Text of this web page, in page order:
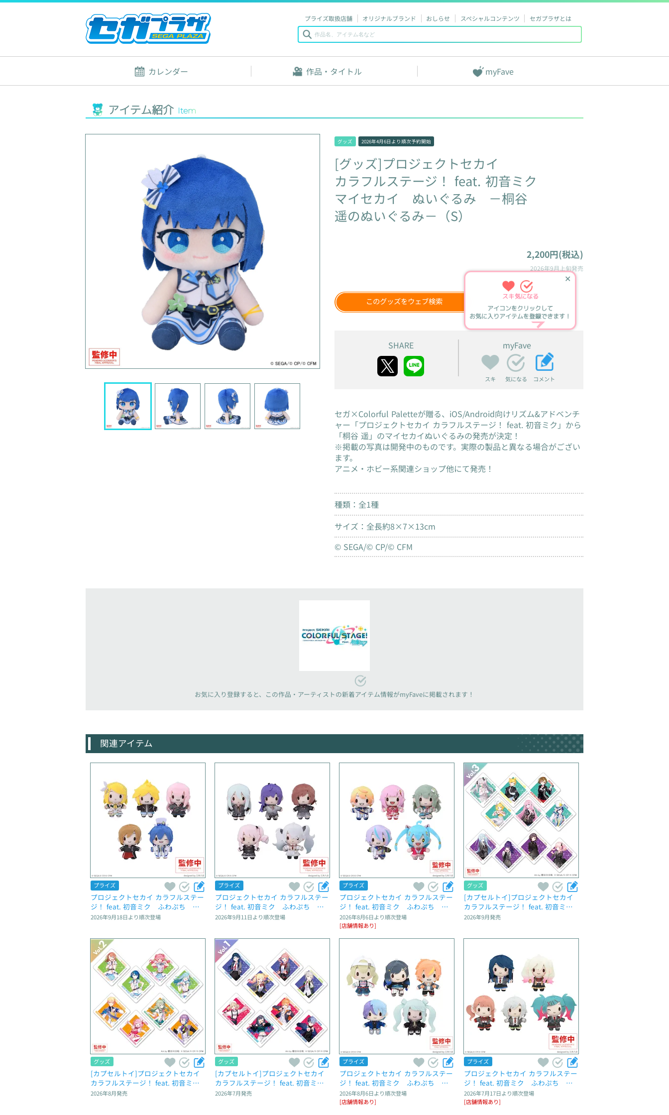
プライズ取扱店舗 オリジナルブランド おしらせ スペシャルコンテンツ セガプラザとは
カレンダー 作品・タイトル myFave
アイテム紹介 Item
グッズ 2026年4月6日 より順次予約開始
[グッズ]プロジェクトセカイ
カラフルステージ！ feat. 初音ミク
マイセカイ
ぬいぐるみ
－桐谷
遥のぬいぐるみ－（S）
2,200円(税込)
2026年9月上旬発売
このグッズをウェブ検索
✕
スキ気になる
アイコンをクリックして
お気に入りアイテムを登録できます！
SHARE myFave
スキ 気になる コメント
セガ×Colorful Paletteが贈る、iOS/Android向けリズム&アドベンチ
ャー「プロジェクトセカイ カラフルステージ！ feat. 初音ミク」から
「桐谷 遥」のマイセカイぬいぐるみの発売が決定！
※掲載の写真は開発中のものです。実際の製品と異なる場合がござい
ます。
アニメ・ホビー系関連ショップ他にて発売！
種類：全1種
サイズ：全長約8×7×13cm
© SEGA/© CP/© CFM
お気に入り登録すると、 この作品・アーティストの新着アイテム情報がmyFaveに掲載されます！
関連アイテム
プライズ
プロジェクトセカイ カラフルステー
ジ！ feat. 初音ミク　ふわぷち　マ
スコット“バーチャル・シンガー” ～
2026年9月18日より順次登場
プライズ
プロジェクトセカイ カラフルステー
ジ！ feat. 初音ミク　ふわぷち　マ
スコット“25時、ナイトコードで。”
2026年9月11日より順次登場
プライズ
プロジェクトセカイ カラフルステー
ジ！ feat. 初音ミク　ふわぷち　マ
スコット“ワンダーランズ× ショウ
タイム”～Brand New World～
2026年8月6日より順次登場
[店舗情報あり]
グッズ
[カプセルトイ]プロジェクトセカイ
カラフルステージ！ feat. 初音ミ
ク　カプセルアクリルマグネット
2026年9月発売
グッズ
[カプセルトイ]プロジェクトセカイ
カラフルステージ！ feat. 初音ミ
ク　カプセルアクリルマグネット
2026年8月発売
グッズ
[カプセルトイ]プロジェクトセカイ
カラフルステージ！ feat. 初音ミ
ク　カプセルアクリルマグネット
2026年7月発売
プライズ
プロジェクトセカイ カラフルステー
ジ！ feat. 初音ミク　ふわぷち　マ
スコット“Vivid BAD SQUAD”～Bran
d New World～
2026年8月6日より順次登場
[店舗情報あり]
プライズ
プロジェクトセカイ カラフルステー
ジ！ feat. 初音ミク　ふわぷち　マ
スコット“Leo/need”～Brand New W
orld～
2026年7月17日より順次登場
[店舗情報あり]